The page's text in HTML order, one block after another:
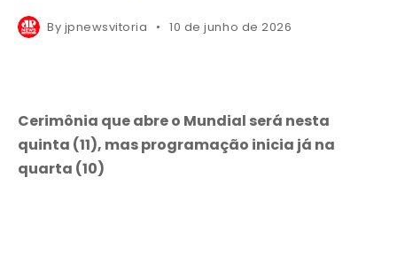
By jpnewsvitoria 10 de junho de 2026
Cerimônia que abre o Mundial será nesta
quinta (11), mas programação inicia já na
quarta (10)